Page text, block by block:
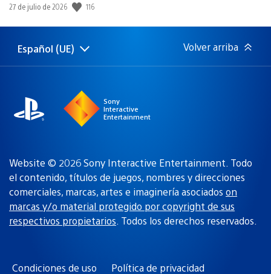
Fecha
publicación:
27 de julio de 2026 116
Selecciona
Región
Español (UE) Volver arriba
Sony
Interactive
Entertainment
Website © 2026 Sony Interactive Entertainment. Todo
el contenido, títulos de juegos, nombres y direcciones
comerciales, marcas, artes e imaginería asociados on
marcas y/o material protegido por copyright de sus
respectivos propietarios. Todos los derechos reservados.
Condiciones de uso Política de privacidad